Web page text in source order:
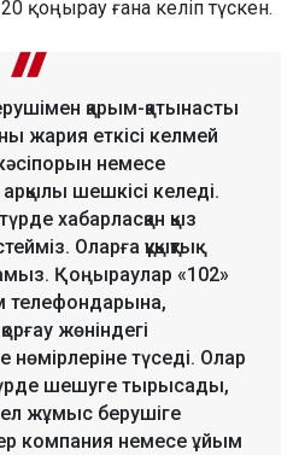
қоңырау ғана келіп түскен.
қарым-қатынасты
жария еткісі келмей
немесе
шешкісі келеді.
хабарласқан қыз
Оларға құқықтық
Қоңыраулар «102»
телефондарына,
жөніндегі
нөмірлеріне түседі. Олар
шешуге тырысады,
жұмыс берушіге
компания немесе ұйым